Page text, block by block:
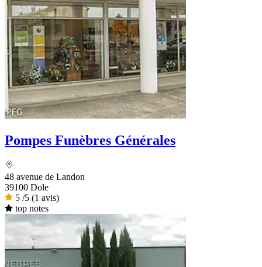
Pompes Funèbres Générales
48 avenue de Landon
39100 Dole
5 /5 (1 avis)
top notes